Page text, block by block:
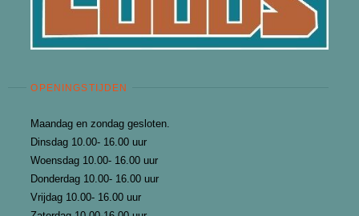
OPENINGSTIJDEN
Maandag en zondag gesloten.
Dinsdag 10.00- 16.00 uur
Woensdag 10.00- 16.00 uur
Donderdag 10.00- 16.00 uur
Vrijdag 10.00- 16.00 uur